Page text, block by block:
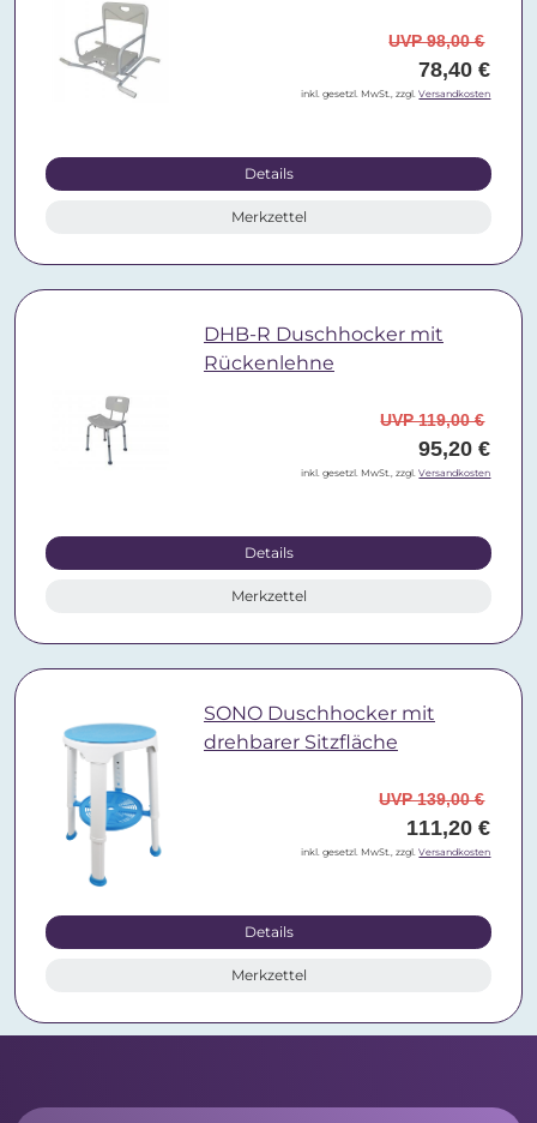
UVP 98,00 €
78,40 €
inkl. gesetzl. MwSt., zzgl.Versandkosten
Details
Merkzettel
DHB-R Duschhocker mit
Rückenlehne
UVP 119,00 €
95,20 €
inkl. gesetzl. MwSt., zzgl.Versandkosten
Details
Merkzettel
SONO Duschhocker mit
drehbarer Sitzfläche
UVP 139,00 €
111,20 €
inkl. gesetzl. MwSt., zzgl.Versandkosten
Details
Merkzettel